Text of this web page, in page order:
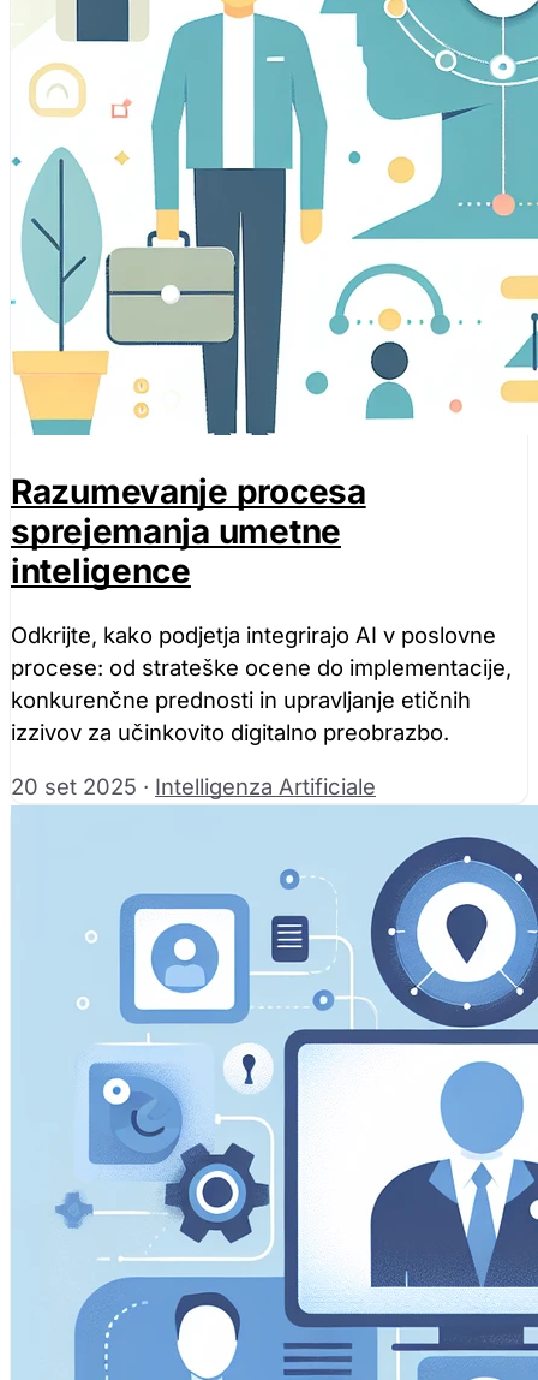
Razumevanje procesa
sprejemanja umetne
inteligence
Odkrijte, kako podjetja integrirajo AI v poslovne
procese: od strateške ocene do implementacije,
konkurenčne prednosti in upravljanje etičnih
izzivov za učinkovito digitalno preobrazbo.
20 set 2025 · Intelligenza Artificiale